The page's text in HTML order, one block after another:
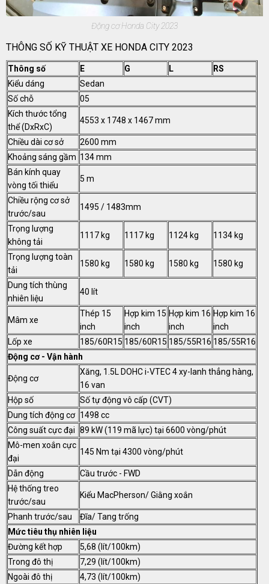
Động cơ Honda City 2023
THÔNG SỐ KỸ THUẬT XE HONDA CITY 2023
Thông số E G L
RS
Kiểu dáng
Sedan
Số chỗ
05
Kích thước tổng
thể (DxRxC)
4553 x 1748 x 1467 mm
Chiều dài cơ sở
2600 mm
Khoảng sáng gầm 134 mm
Bán kính quay
vòng tối thiểu
5 m
Chiều rộng cơ sở
trước/sau
1495 / 1483mm
Trọng lượng
không tải
1117 kg 1117 kg 1124 kg 1134 kg
Trọng lượng toàn
tải
1580 kg 1580 kg 1580 kg 1580 kg
Dung tích thùng
nhiên liệu
40 lít
Mâm xe
Thép 15
inch
Hợp kim 15
inch
Hợp kim 16
inch
Hợp kim 16
inch
Lốp xe
185/60R15 185/60R15 185/55R16 185/55R16
Động cơ - Vận hành
Động cơ
Xăng, 1.5L DOHC i-VTEC 4 xy-lanh thẳng hàng,
16 van
Hộp số
Số tự động vô cấp (CVT)
Dung tích động cơ 1498 cc
Công suất cực đại 89 kW (119 mã lực) tại 6600 vòng/phút
Mô-men xoắn cực
đại
145 Nm tại 4300 vòng/phút
Dẫn động
Cầu trước - FWD
Hệ thống treo
trước/sau
Kiểu MacPherson/ Giằng xoắn
Phanh trước/sau
Đĩa/ Tang trống
Mức tiêu thụ nhiên liệu
Đường kết hợp
5,68 (lít/100km)
Trong đô thị
7,29 (lít/100km)
Ngoài đô thị
4,73 (lít/100km)